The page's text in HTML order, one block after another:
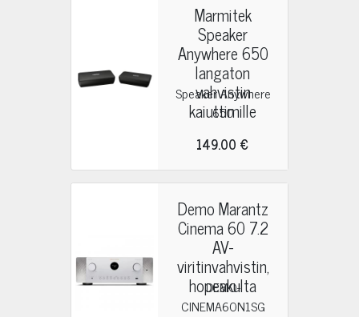
Marmitek
Speaker
Anywhere 650
langaton
vahvistin
kaiuttimille
Speaker Anywhere
650
149.00 €
Demo Marantz
Cinema 60 7.2
AV-
viritinvahvistin,
hopeakulta
DEMO-
CINEMA60N1SG